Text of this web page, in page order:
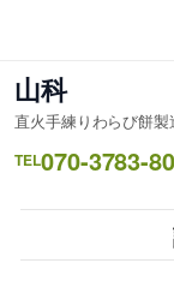
ス
キ
ッ
山科
直火手練りわらび餅製
TEL070-3783-